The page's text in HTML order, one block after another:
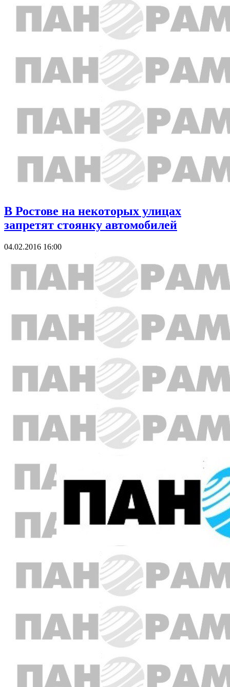
В Ростове на некоторых улицах
запретят стоянку автомобилей
04.02.2016 16:00